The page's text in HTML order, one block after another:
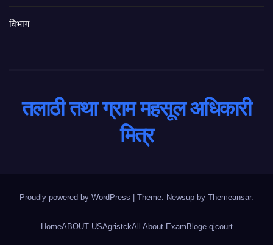
विभाग
तलाठी तथा ग्राम महसूल अधिकारी
मित्र
Proudly powered by WordPress | Theme: Newsup by Themeansar.
HomeABOUT USAgristckAll About Exam Bloge-qjcourt